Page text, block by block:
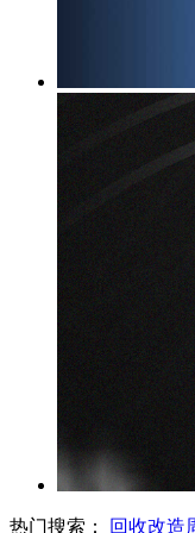
热门搜索： 回收改造